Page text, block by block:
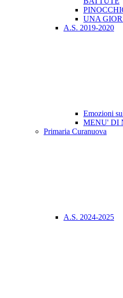
UNA
A.S. 2019-2020
Emozioni
MENU' DI
Primaria Curanuova
A.S. 2024-2025